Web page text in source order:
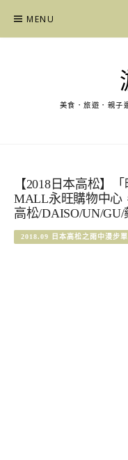
content
MENU
美食．旅遊．親子
【2018日本高松】
MALL永旺購物中心
高松/DAISO/UN/GU/
2018.09 日本高松之雨中漫步